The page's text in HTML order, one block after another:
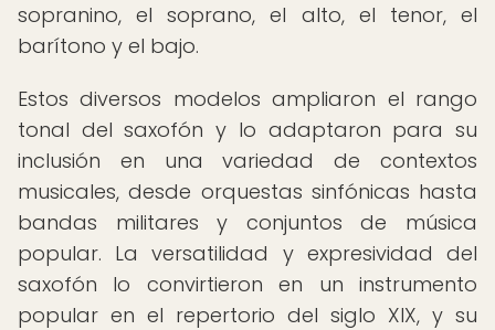
sopranino, el soprano, el alto, el tenor, el
barítono y el bajo.
Estos diversos modelos ampliaron el rango
tonal del saxofón y lo adaptaron para su
inclusión en una variedad de contextos
musicales, desde orquestas sinfónicas hasta
bandas militares y conjuntos de música
popular. La versatilidad y expresividad del
saxofón lo convirtieron en un instrumento
popular en el repertorio del siglo XIX, y su